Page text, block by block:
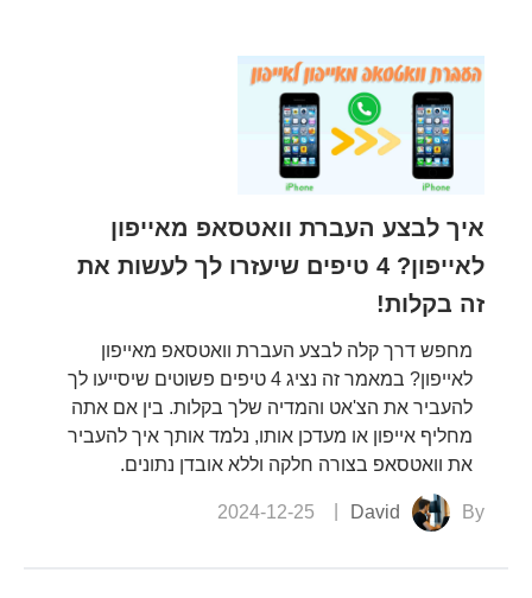
איך לבצע העברת וואטסאפ מאייפון
לאייפון? 4 טיפים שיעזרו לך לעשות את
זה בקלות!
מחפש דרך קלה לבצע העברת וואטסאפ מאייפון
לאייפון? במאמר זה נציג 4 טיפים פשוטים שיסייעו לך
להעביר את הצ'אט והמדיה שלך בקלות. בין אם אתה
מחליף אייפון או מעדכן אותו, נלמד אותך איך להעביר
את וואטסאפ בצורה חלקה וללא אובדן נתונים.
By
David
2024-12-25